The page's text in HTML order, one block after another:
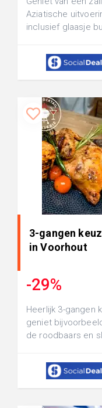
Aziatische
inclusief glaasje
3-gangen
in Voorhout
-29%
Heerlijk 3-gangen
geniet
de roodbaars en